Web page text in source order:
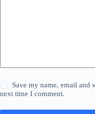
Save my name, email and
next time I comment.